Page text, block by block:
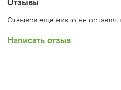
Отзывов еще никто не оставлял
Написать отзыв